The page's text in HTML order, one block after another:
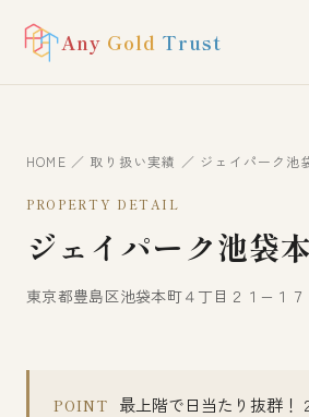
Any Gold Trust
HOME ／ 取り扱い実績 ／ ジェイパーク池
PROPERTY DETAIL
ジェイパーク池袋
東京都豊島区池袋本町４丁目２１−１７
POINT
最上階で日当たり抜群！